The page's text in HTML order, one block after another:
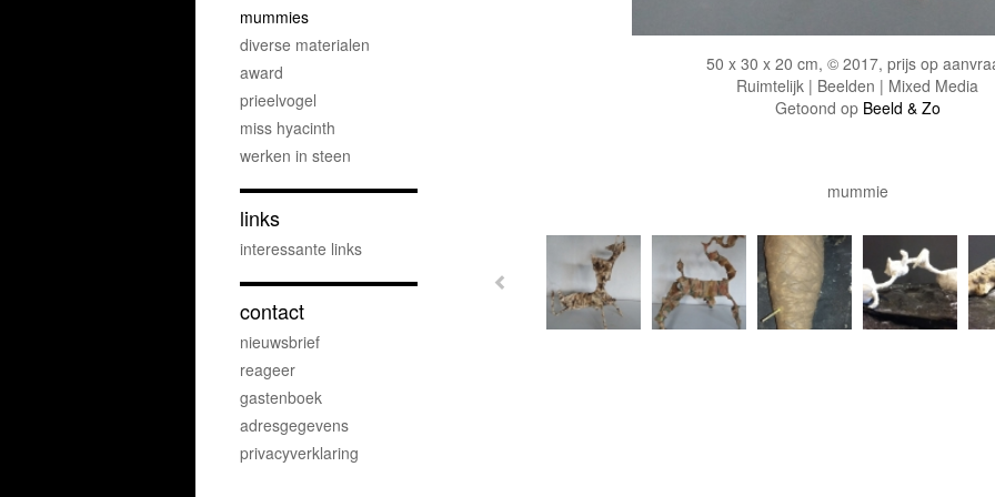
50 x 30 x 20 cm, © 2017, prijs op
Ruimtelijk | Beelden | Mixed Media
Getoond op Beeld & Zo
mummie
mummies
diverse materialen
award
prieelvogel
miss hyacinth
werken in steen
links
interessante links
contact
nieuwsbrief
reageer
gastenboek
adresgegevens
privacyverklaring